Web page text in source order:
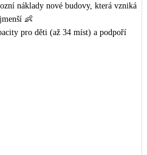
náklady nové budovy, která vzniká
👶
pro děti (až 34 míst) a podpoří